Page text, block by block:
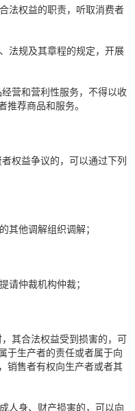
法权益的职责，听取消费者
法规及其章程的规定，开展
营和营利性服务，不得以收
推荐商品和服务。
权益争议的，可以通过下列
他调解组织调解；
请仲裁机构仲裁；
其合法权益受到损害的，可
于生产者的责任或者属于向
销售者有权向生产者或者其
人身、财产损害的，可以向